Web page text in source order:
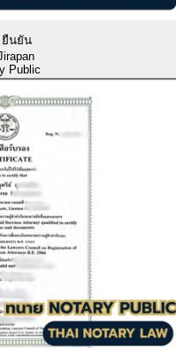
ยืนยัน
Public